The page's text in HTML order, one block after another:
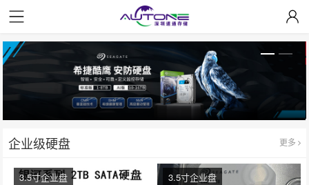
企业级硬盘 更多
3.5寸企业盘 3.5寸企业盘